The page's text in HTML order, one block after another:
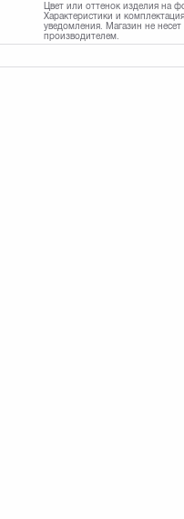
Цвет или оттенок изделия на
Характеристики и
уведомления. Магазин не
производителем.